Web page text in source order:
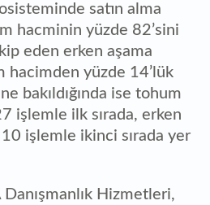
satın alma
hacminin yüzde 82’sini
eden erken aşama
hacimden yüzde 14’lük
bakıldığında ise tohum
işlemle ilk sırada, erken
10 işlemle ikinci sırada yer
Hizmetleri,